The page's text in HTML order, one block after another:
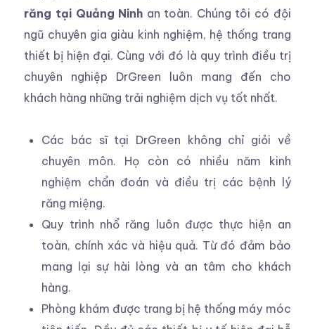
răng tại Quảng Ninh an toàn. Chúng tôi có đội
ngũ chuyên gia giàu kinh nghiệm, hệ thống trang
thiết bị hiện đại. Cùng với đó là quy trình điều trị
chuyên nghiệp DrGreen luôn mang đến cho
khách hàng những trải nghiệm dịch vụ tốt nhất.
Các bác sĩ tại DrGreen không chỉ giỏi về
chuyên môn. Họ còn có nhiều năm kinh
nghiệm chẩn đoán và điều trị các bệnh lý
răng miệng.
Quy trình nhổ răng luôn được thực hiện an
toàn, chính xác và hiệu quả. Từ đó đảm bảo
mang lại sự hài lòng và an tâm cho khách
hàng.
Phòng khám được trang bị hệ thống máy móc